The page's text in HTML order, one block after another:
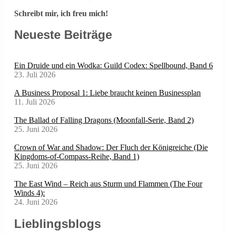
Schreibt mir, ich freu mich!
Neueste Beiträge
Ein Druide und ein Wodka: Guild Codex: Spellbound, Band 6
23. Juli 2026
A Business Proposal 1: Liebe braucht keinen Businessplan
11. Juli 2026
The Ballad of Falling Dragons (Moonfall-Serie, Band 2)
25. Juni 2026
Crown of War and Shadow: Der Fluch der Königreiche (Die
Kingdoms-of-Compass-Reihe, Band 1)
25. Juni 2026
The East Wind – Reich aus Sturm und Flammen (The Four
Winds 4):
24. Juni 2026
Lieblingsblogs